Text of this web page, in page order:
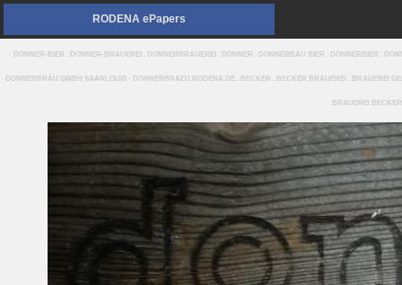
RODENA ePapers
DONNER-BIER . DONNER-BRAUEREI . DONNERBRAUEREI . DONNER . DONNERBÄU BIER . DONNERBIER .
DONNERBRÄU GMBH SAARLOUIS - DONNERBRAEU.RODENA.DE . BECKER . BECKER BRAUEREI . BRAUEREI
BRAUEREI